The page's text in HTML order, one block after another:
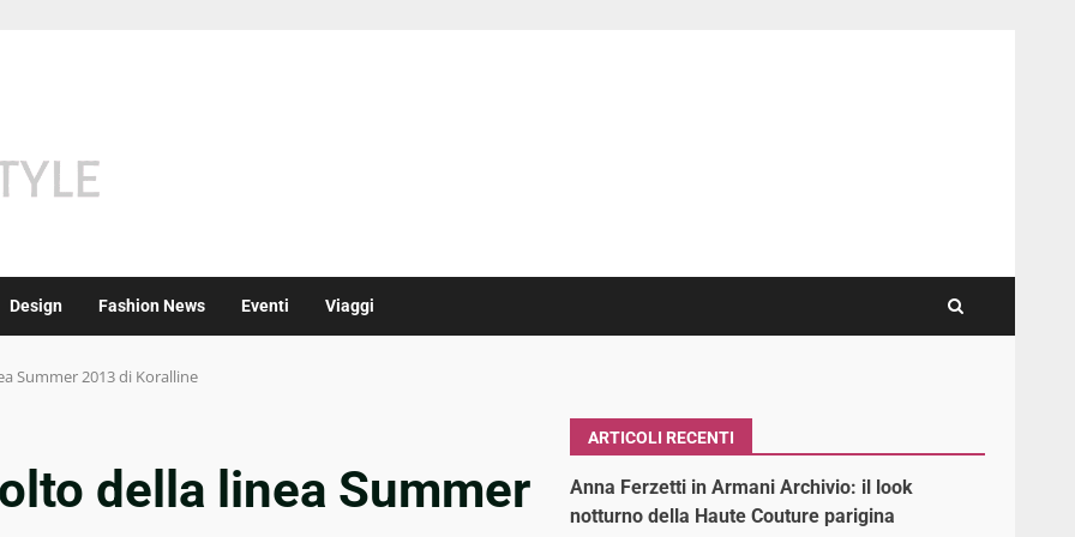
Design Fashion News Eventi Viaggi
Summer 2013 di Koralline
della linea Summer
ARTICOLI RECENTI
Anna Ferzetti in Armani Archivio: il look
notturno della Haute Couture parigina